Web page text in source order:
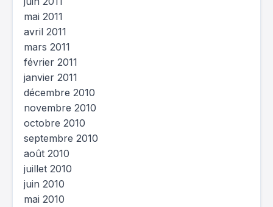
mai 2011
avril 2011
mars 2011
février 2011
janvier 2011
décembre 2010
novembre 2010
octobre 2010
septembre 2010
août 2010
juillet 2010
juin 2010
mai 2010